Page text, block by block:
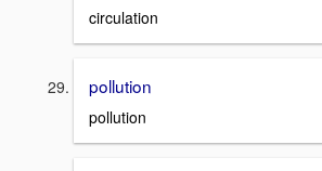
circulation
pollution
pollution